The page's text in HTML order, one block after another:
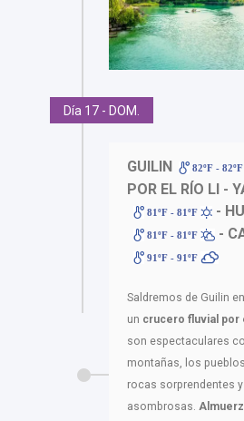
Día 17 - DOM.
GUILIN 82ºF -
POR EL RÍO LI -
81ºF - 81ºF -
81ºF - 81ºF -
91ºF - 91ºF
Saldremos de Guilin
un crucero fluvial por
son espectaculares
montañas, los
rocas sorprendentes
asombrosas.